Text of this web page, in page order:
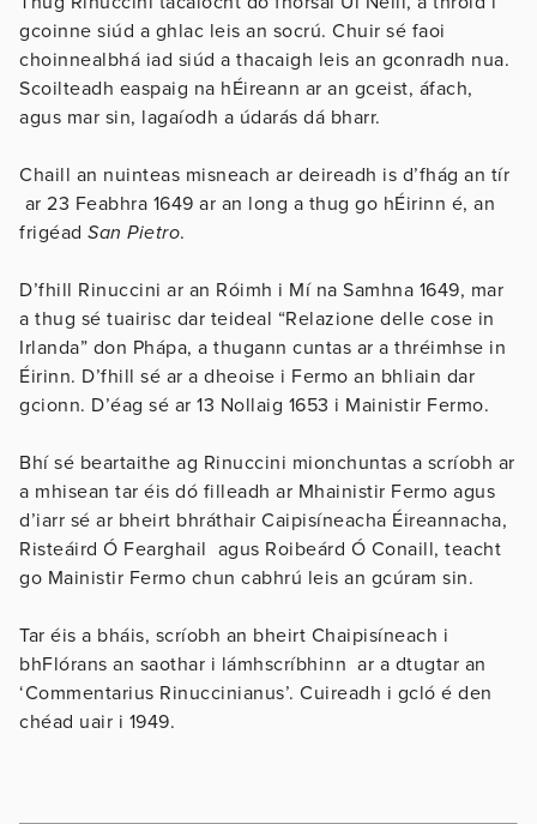
gcoinne siúd a ghlac leis an socrú. Chuir sé faoi
choinnealbhá iad siúd a thacaigh leis an gconradh nua.
Scoilteadh easpaig na hÉireann ar an gceist, áfach,
agus mar sin, lagaíodh a údarás dá bharr.
Chaill an nuinteas misneach ar deireadh is d’fhág an tír
ar 23 Feabhra 1649 ar an long a thug go hÉirinn é, an
frigéad San Pietro.
D’fhill Rinuccini ar an Róimh i Mí na Samhna 1649, mar
a thug sé tuairisc dar teideal “Relazione delle cose in
Irlanda” don Phápa, a thugann cuntas ar a thréimhse in
Éirinn. D’fhill sé ar a dheoise i Fermo an bhliain dar
gcionn. D’éag sé ar 13 Nollaig 1653 i Mainistir Fermo.
Bhí sé beartaithe ag Rinuccini mionchuntas a scríobh ar
a mhisean tar éis dó filleadh ar Mhainistir Fermo agus
d’iarr sé ar bheirt bhráthair Caipisíneacha Éireannacha,
Risteáird Ó Fearghail agus Roibeárd Ó Conaill, teacht
go Mainistir Fermo chun cabhrú leis an gcúram sin.
Tar éis a bháis, scríobh an bheirt Chaipisíneach i
bhFlórans an saothar i lámhscríbhinn ar a dtugtar an
‘Commentarius Rinuccinianus’. Cuireadh i gcló é den
chéad uair i 1949.